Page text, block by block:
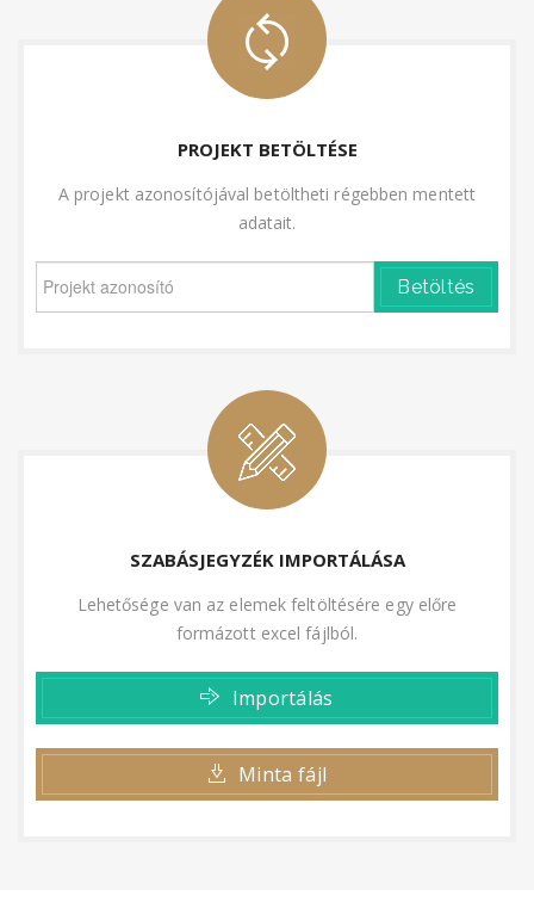
PROJEKT BETÖLTÉSE
A projekt azonosítójával betöltheti régebben mentett
adatait.
Betöltés
SZABÁSJEGYZÉK IMPORTÁLÁSA
Lehetősége van az elemek feltöltésére egy előre
formázott excel fájlból.
Importálás
Minta fájl